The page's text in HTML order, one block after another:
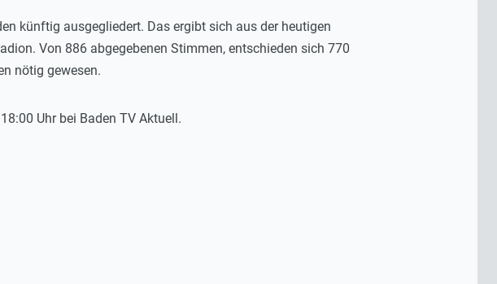
künftig ausgegliedert. Das ergibt sich aus der heutigen
Von 886 abgegebenen Stimmen, entschieden sich 770
nötig gewesen.
Uhr bei Baden TV Aktuell.